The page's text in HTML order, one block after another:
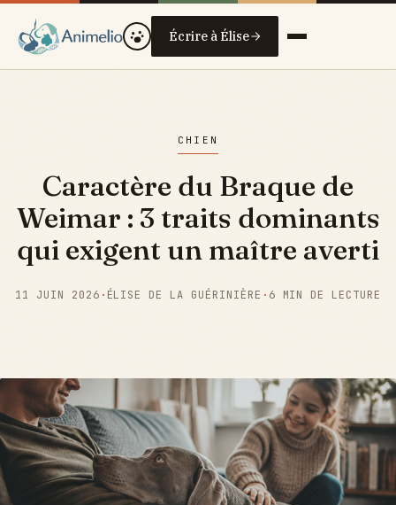
Écrire à Élise
CHIEN
Caractère du Braque de
Weimar : 3 traits dominants
qui exigent un maître averti
11 JUIN 2026 · ÉLISE DE LA GUÉRINIÈRE · 6 MIN DE LECTURE